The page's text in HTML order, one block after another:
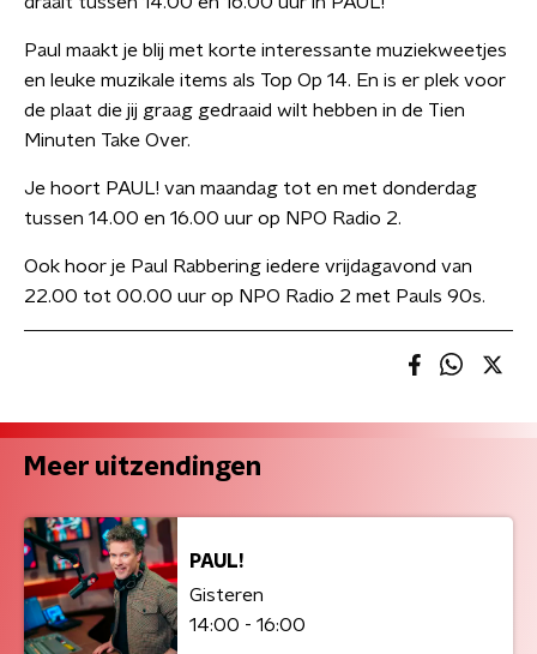
Paul maakt je blij met korte interessante muziekweetjes
en leuke muzikale items als Top Op 14. En is er plek voor
de plaat die jij graag gedraaid wilt hebben in de Tien
Minuten Take Over.
Je hoort PAUL! van maandag tot en met donderdag
tussen 14.00 en 16.00 uur op NPO Radio 2.
Ook hoor je Paul Rabbering iedere vrijdagavond van
22.00 tot 00.00 uur op NPO Radio 2 met Pauls 90s.
Meer uitzendingen
PAUL!
Gisteren
14:00 - 16:00